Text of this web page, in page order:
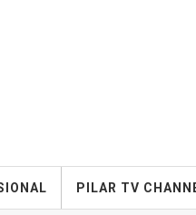
PILAR TV